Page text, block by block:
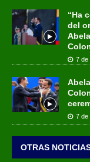
“Ha
del
7 de
7 de
OTRAS